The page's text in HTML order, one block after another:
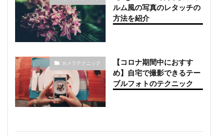
ルム風の写真のレタッチの
方法を紹介
カメラテクニック
【コロナ期間中におすす
め】自宅で撮影できるテー
ブルフォトのテクニック